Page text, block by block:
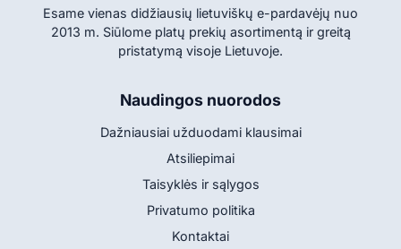
Esame vienas didžiausių lietuviškų e-pardavėjų nuo
2013 m. Siūlome platų prekių asortimentą ir greitą
pristatymą visoje Lietuvoje.
Naudingos nuorodos
Dažniausiai užduodami klausimai
Atsiliepimai
Taisyklės ir sąlygos
Privatumo politika
Kontaktai